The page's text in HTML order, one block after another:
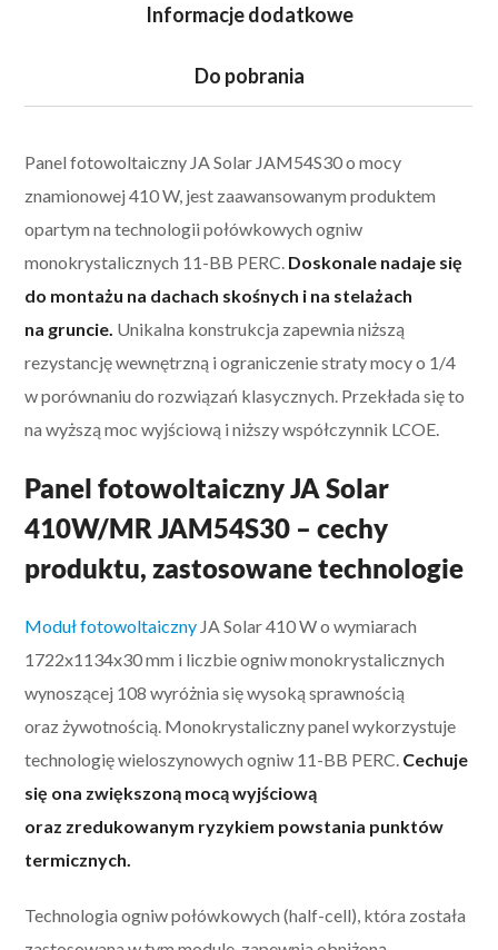
Informacje dodatkowe
Do pobrania
Panel fotowoltaiczny JA Solar JAM54S30 o mocy
znamionowej 410 W, jest zaawansowanym produktem
opartym na technologii połówkowych ogniw
monokrystalicznych 11-BB PERC. Doskonale nadaje się
do montażu na dachach skośnych i na stelażach
na gruncie. Unikalna konstrukcja zapewnia niższą
rezystancję wewnętrzną i ograniczenie straty mocy o 1/4
w porównaniu do rozwiązań klasycznych. Przekłada się to
na wyższą moc wyjściową i niższy współczynnik LCOE.
Panel fotowoltaiczny JA Solar
410W/MR JAM54S30 – cechy
produktu, zastosowane technologie
Moduł fotowoltaiczny JA Solar 410 W o wymiarach
1722x1134x30 mm i liczbie ogniw monokrystalicznych
wynoszącej 108 wyróżnia się wysoką sprawnością
oraz żywotnością. Monokrystaliczny panel wykorzystuje
technologię wieloszynowych ogniw 11-BB PERC. Cechuje
się ona zwiększoną mocą wyjściową
oraz zredukowanym ryzykiem powstania punktów
termicznych.
Technologia ogniw połówkowych (half-cell), która została